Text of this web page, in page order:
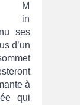
M
in
ses
d’un
à
qui